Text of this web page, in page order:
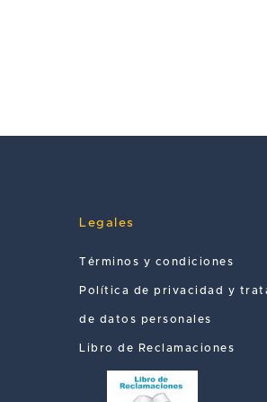
Legales
Términos y condiciones
Política de privacidad y
de datos personales
Libro de Reclamaciones